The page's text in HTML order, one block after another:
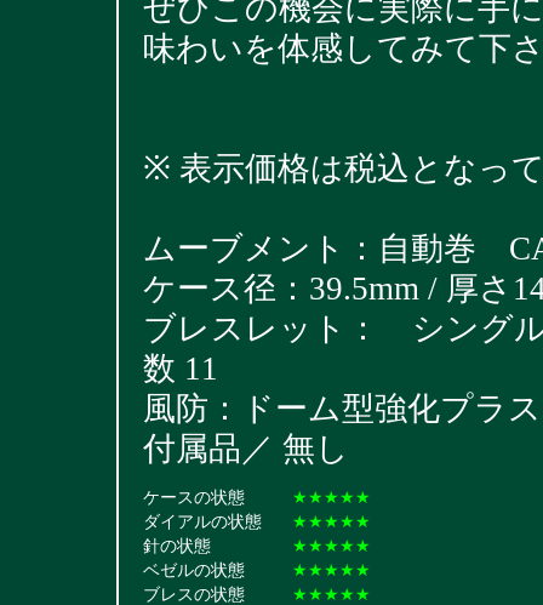
ぜひこの機会に実際に手
味わいを体感してみて下
※ 表示価格は税込となっ
ムーブメント：自動巻
ケース径：39.5mm / 厚さ
ブレスレット： シングル
数 11
風防：ドーム型強化プラ
付属品／ 無し
ケースの状態
★★★★★
ダイアルの状態
★★★★★
針の状態
★★★★★
ベゼルの状態
★★★★★
ブレスの状態
★★★★★